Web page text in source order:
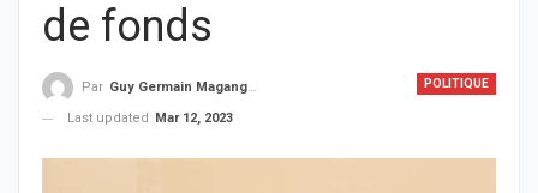
de fonds
POLITIQUE
Par Guy Germain Maganga Nziengui
Last updated
Mar 12, 2023